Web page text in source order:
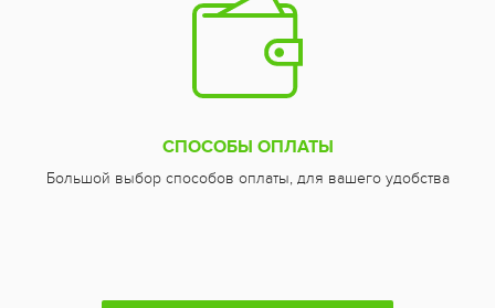
СПОСОБЫ ОПЛАТЫ
Большой выбор способов оплаты, для вашего удобства